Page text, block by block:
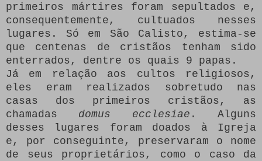
primeiros mártires foram sepultados e,
consequentemente, cultuados nesses
lugares. Só em São Calisto, estima-se
que centenas de cristãos tenham sido
enterrados, dentre os quais 9 papas.
Já em relação aos cultos religiosos,
eles eram realizados sobretudo nas
casas dos primeiros cristãos, as
chamadas domus ecclesiae . Alguns
desses lugares foram doados à Igreja
e, por conseguinte, preservaram o nome
de seus proprietários, como o caso da